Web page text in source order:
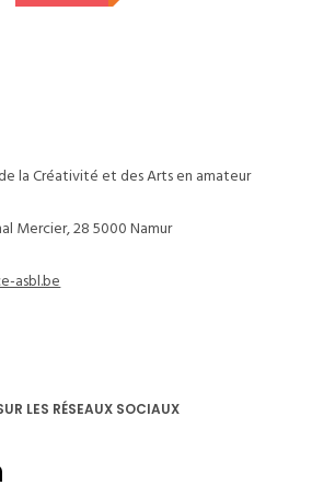
la Créativité et des Arts en amateur
Mercier, 28 5000 Namur
asbl.be
LES RÉSEAUX SOCIAUX